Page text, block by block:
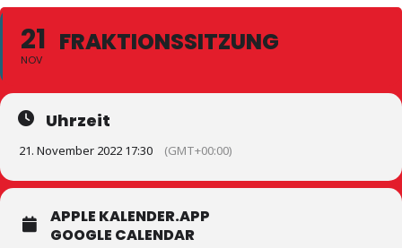
21
NOV
FRAKTIONSSITZUNG
Uhrzeit
21. November 2022 17:30 (GMT+00:00)
APPLE KALENDER.APP
GOOGLE CALENDAR